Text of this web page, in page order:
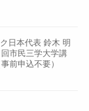
日本代表 鈴木 明
市民三学大学講
前申込不要）